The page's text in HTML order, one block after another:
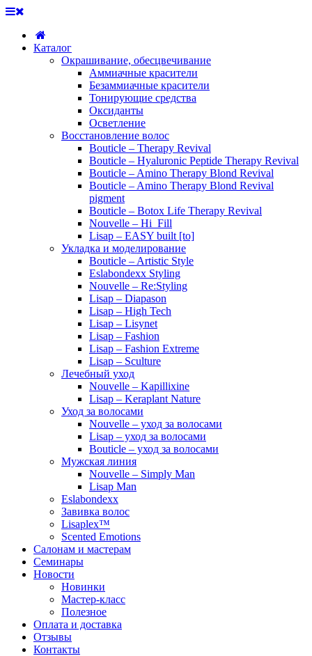
Каталог
Окрашивание, обесцвечивание
Аммиачные красители
Безаммиачные красители
Тонирующие средства
Оксиданты
Осветление
Восстановление волос
Bouticle – Therapy Revival
Bouticle – Hyaluronic Peptide Therapy Revival
Bouticle – Amino Therapy Blond Revival
Bouticle – Amino Therapy Blond Revival
pigment
Bouticle – Botox Life Therapy Revival
Nouvelle – Hi_Fill
Lisap – EASY built [to]
Укладка и моделирование
Bouticle – Artistic Style
Eslabondexx Styling
Nouvelle – Re:Styling
Lisap – Diapason
Lisap – High Tech
Lisap – Lisynet
Lisap – Fashion
Lisap – Fashion Extreme
Lisap – Sculture
Лечебный уход
Nouvelle – Kapillixine
Lisap – Keraplant Nature
Уход за волосами
Nouvelle – уход за волосами
Lisap – уход за волосами
Bouticle – уход за волосами
Мужская линия
Nouvelle – Simply Man
Lisap Man
Eslabondexx
Завивка волос
Lisaplex™
Scented Emotions
Салонам и мастерам
Семинары
Новости
Новинки
Мастер-класс
Полезное
Оплата и доставка
Отзывы
Контакты